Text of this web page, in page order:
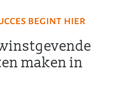
begint hier
maken in